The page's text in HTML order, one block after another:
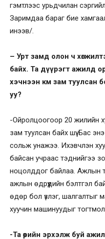
гэмтлээс урьдчилан
Заримдаа бараг бие
инээв/.
– Урт замд олон ч
байх. Та дүүрэгт ажилд
хэчнээн км зам туулсан
уу?
-Ойролцоогоор 20 жилийн
зам туулсан байх шүү. Бас
сольж унажээ. Ихэвчлэн
байсан учраас тэднийгээ
ноцолддог байлаа. Ажлын
ажлын өдрүүдийн бэлтгэл
өдөр бол үзлэг, шалгалтыг
хуучин машинуудыг
-Та өөрийн эрхэлж буй